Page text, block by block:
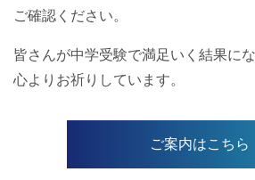
ご確認ください。
皆さんが中学受験で満足いく結果に
心よりお祈りしています。
ご案内はこちら